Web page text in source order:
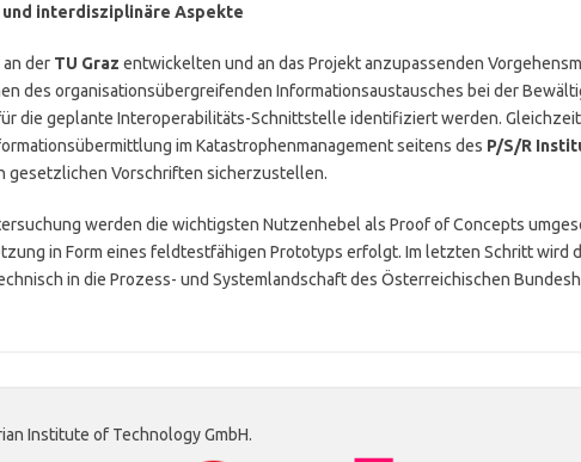
interdisziplinäre Aspekte
der TU Graz entwickelten und an das Projekt anzupassenden
des organisationsübergreifenden Informationsaustausches bei der
die geplante Interoperabilitäts-Schnittstelle identifiziert werden.
im Katastrophenmanagement seitens des P/S/R
gesetzlichen Vorschriften sicherzustellen.
werden die wichtigsten Nutzenhebel als Proof of Concepts
in Form eines feldtestfähigen Prototyps erfolgt. Im letzten Schritt wird
in die Prozess- und Systemlandschaft des Österreichischen
Institute of Technology GmbH.